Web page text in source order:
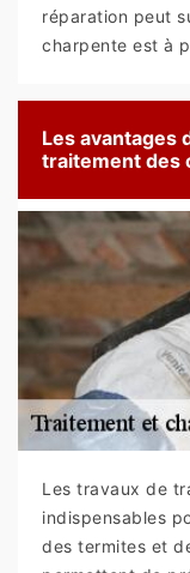
réparation peut
charpente est à
Les avantages
traitement des
Les travaux de
indispensables
des termites et